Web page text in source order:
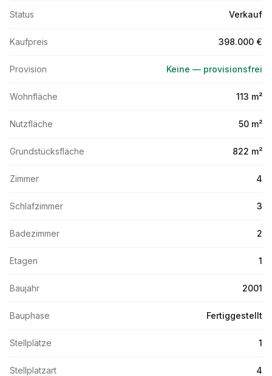
Status Verkauf
Kaufpreis 398.000 €
Provision Keine — provisionsfrei
Wohnfläche 113 m²
Nutzfläche 50 m²
Grundstücksfläche 822 m²
Zimmer 4
Schlafzimmer 3
Badezimmer 2
Etagen 1
Baujahr 2001
Bauphase Fertiggestellt
Stellplätze 1
Stellplatzart 4